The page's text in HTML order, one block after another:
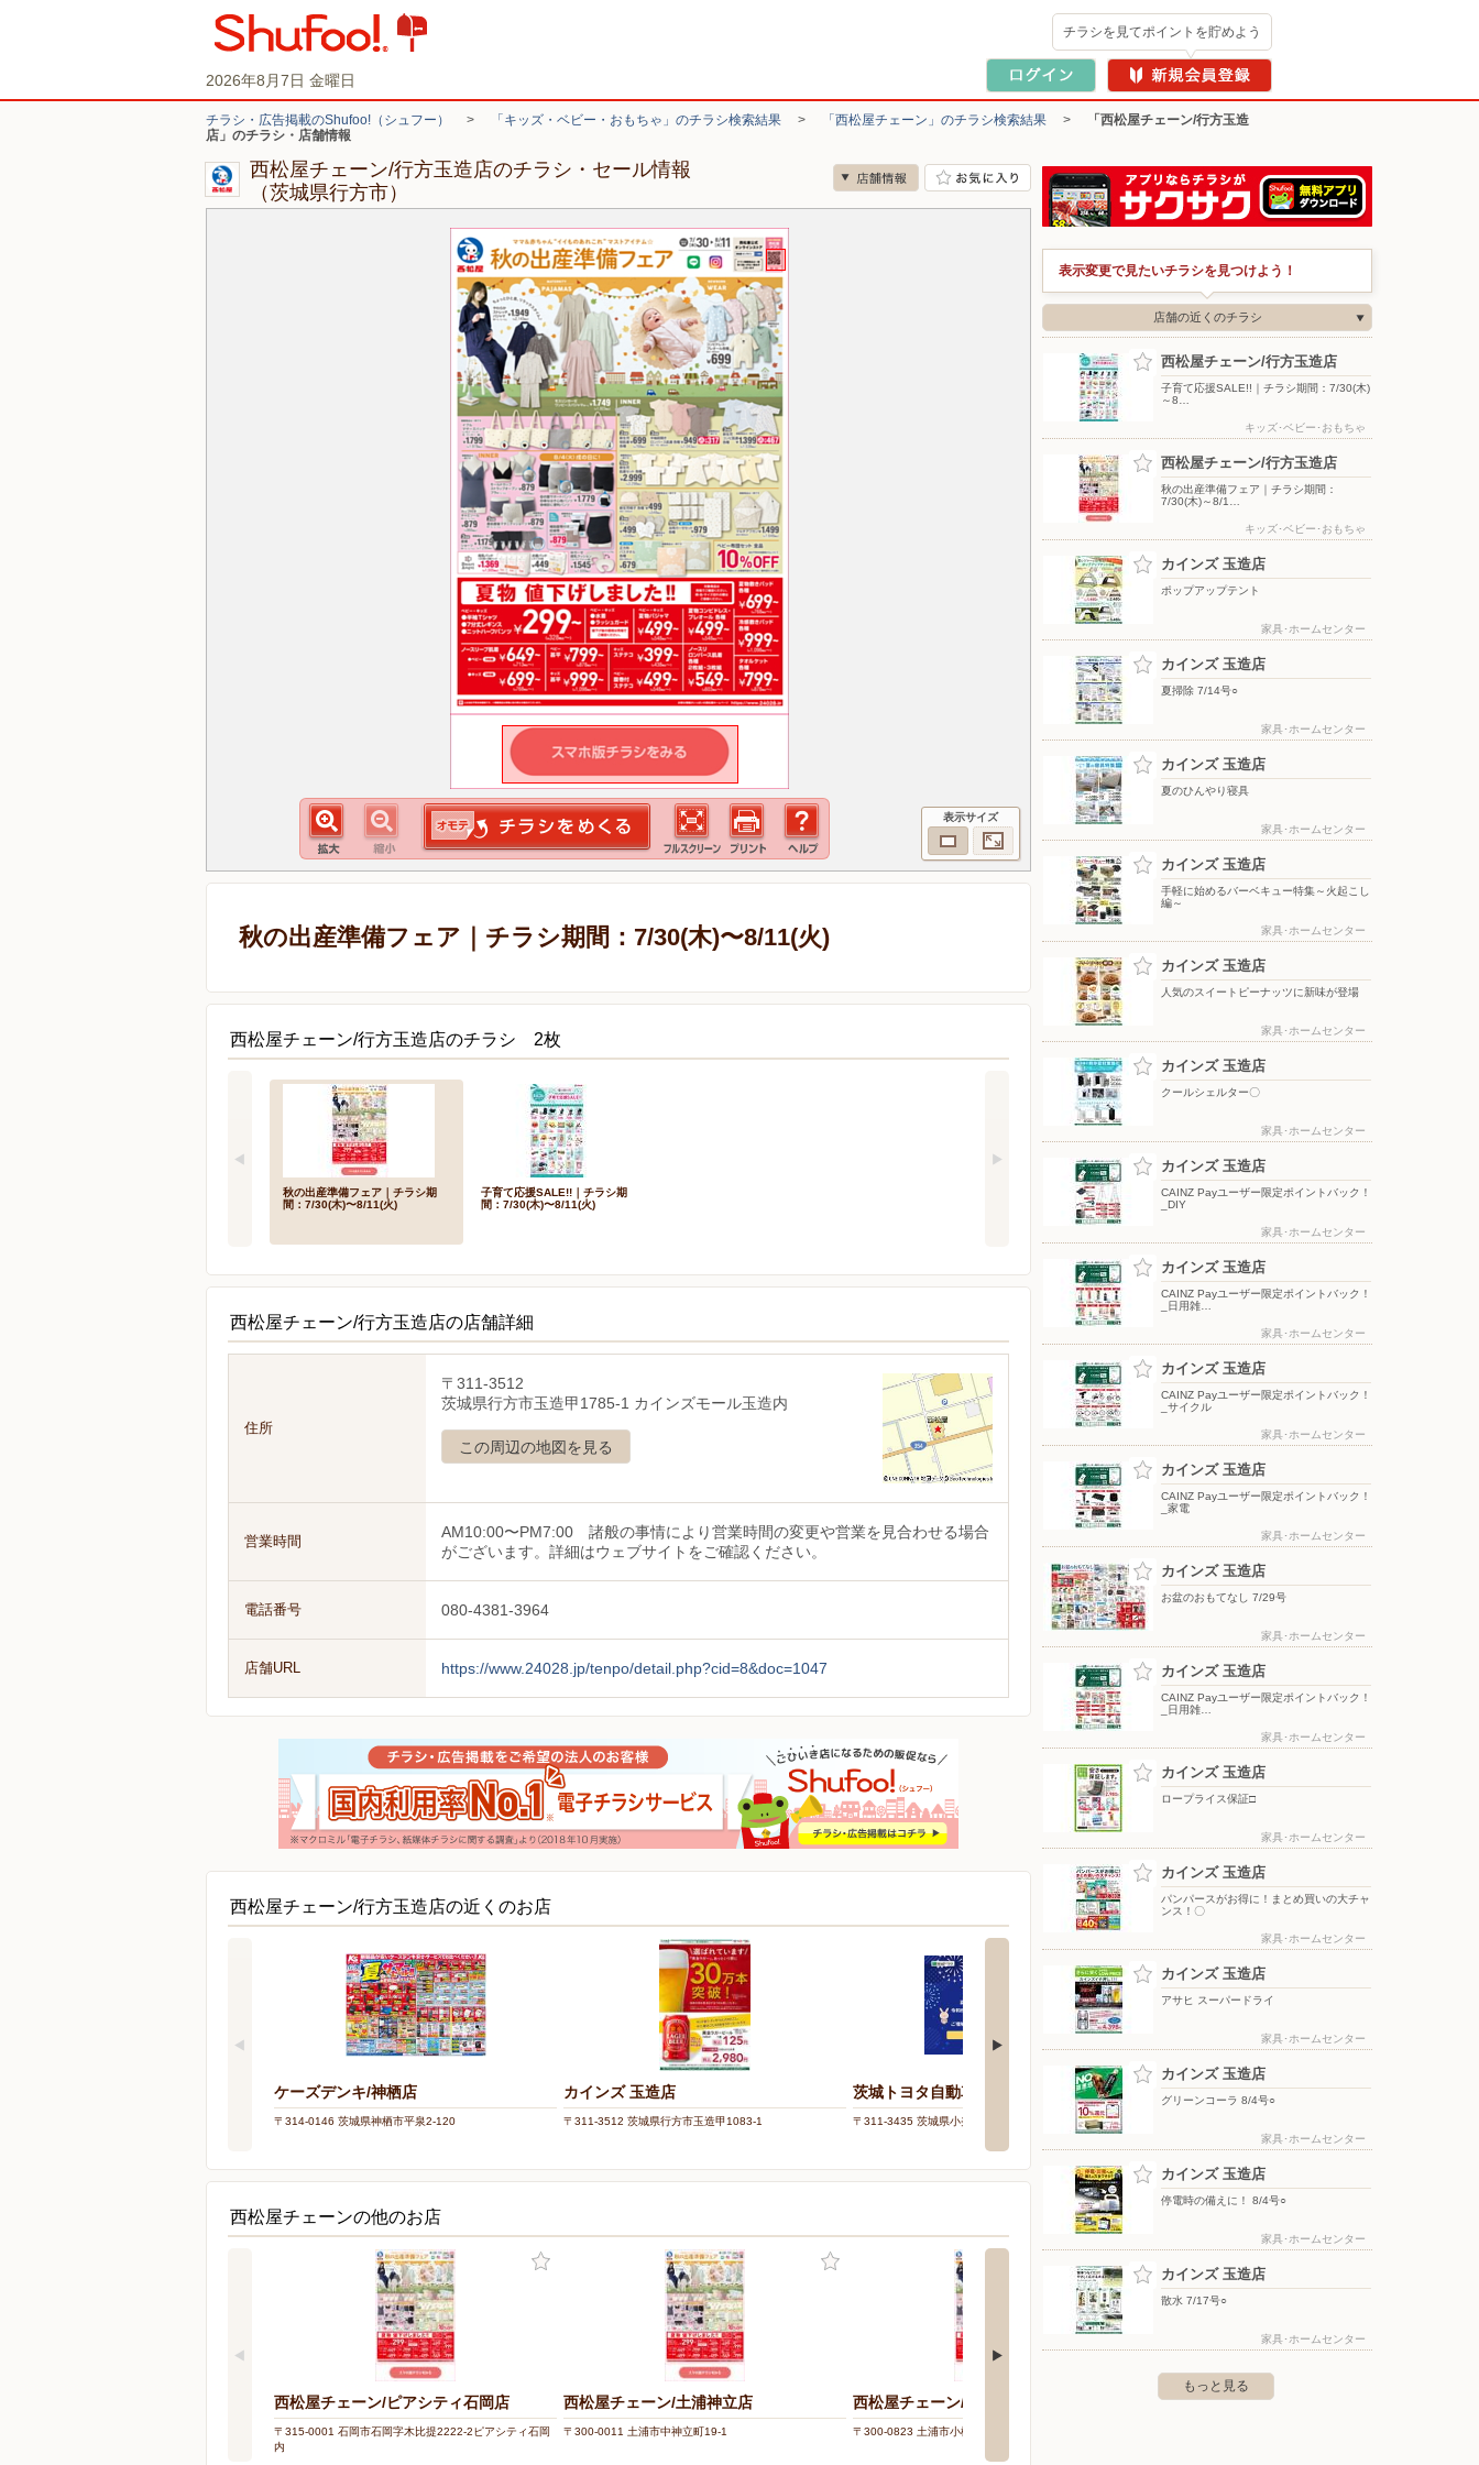
2026年8月7日 金曜日
チラシを見てポイントを貯めよう
チラシ・広告掲載のShufoo!（シュフー） > 「キッズ・ベビー・おもちゃ」のチラシ検索結果 > 「西松屋チェーン」のチラシ検索結果 >
「西松屋チェーン/行方玉造
店」のチラシ・店舗情報
西松屋チェーン/行方玉造店のチラシ・セール情報
（茨城県行方市）
表示サイズ
秋の出産準備フェア｜チラシ期間：7/30(木)〜8/11(火)
西松屋チェーン/行方玉造店のチラシ 2枚
秋の出産準備フェア｜チラシ期
間：7/30(木)〜8/11(火)
子育て応援SALE!!｜チラシ期
間：7/30(木)〜8/11(火)
西松屋チェーン/行方玉造店の店舗詳細
住所
〒311-3512
茨城県行方市玉造甲1785-1 カインズモール玉造内
この周辺の地図を見る
営業時間
AM10:00〜PM7:00 諸般の事情により営業時間の変更や営業を見合わせる場合
がございます。詳細はウェブサイトをご確認ください。
電話番号 080-4381-3964
店舗URL https://www.24028.jp/tenpo/detail.php?cid=8&doc=1047
西松屋チェーン/行方玉造店の近くのお店
ケーズデンキ/神栖店
〒314-0146 茨城県神栖市平泉2-120
カインズ 玉造店
〒311-3512 茨城県行方市玉造甲1083-1
茨城トヨタ自動車株式会社 小川店
〒311-3435 茨城県小美玉市田木谷１－１
ベイシアスーパーマーケット/石岡東光台
〒315-0033 茨城県石岡市東光台4-12-34
西松屋チェーンの他のお店
西松屋チェーン/ピアシティ石岡店
〒315-0001 石岡市石岡字木比提2222-2ピアシティ石岡
内
西松屋チェーン/土浦神立店
〒300-0011 土浦市中神立町19-1
西松屋チェーン/土浦小松店
〒300-0823 土浦市小松1-4-27
西松屋チェーン/ピアシティ荒川本郷店
表示変更で見たいチラシを見つけよう！
店舗の近くのチラシ
西松屋チェーン/行方玉造店
子育て応援SALE!!｜チラシ期間：7/30(木)
～8…
キッズ･ベビー･おもちゃ
西松屋チェーン/行方玉造店
秋の出産準備フェア｜チラシ期間：
7/30(木)～8/1…
キッズ･ベビー･おもちゃ
カインズ 玉造店
ポップアップテント
家具･ホームセンター
カインズ 玉造店
夏掃除 7/14号○
家具･ホームセンター
カインズ 玉造店
夏のひんやり寝具
家具･ホームセンター
カインズ 玉造店
手軽に始めるバーベキュー特集～火起こし
編～
家具･ホームセンター
カインズ 玉造店
人気のスイートピーナッツに新味が登場
家具･ホームセンター
カインズ 玉造店
クールシェルター〇
家具･ホームセンター
カインズ 玉造店
CAINZ Payユーザー限定ポイントバック！
_DIY
家具･ホームセンター
カインズ 玉造店
CAINZ Payユーザー限定ポイントバック！
_日用雑…
家具･ホームセンター
カインズ 玉造店
CAINZ Payユーザー限定ポイントバック！
_サイクル
家具･ホームセンター
カインズ 玉造店
CAINZ Payユーザー限定ポイントバック！
_家電
家具･ホームセンター
カインズ 玉造店
お盆のおもてなし 7/29号
家具･ホームセンター
カインズ 玉造店
CAINZ Payユーザー限定ポイントバック！
_日用雑…
家具･ホームセンター
カインズ 玉造店
ロープライス保証□
家具･ホームセンター
カインズ 玉造店
パンパースがお得に！まとめ買いの大チャ
ンス！〇
家具･ホームセンター
カインズ 玉造店
アサヒ スーパードライ
家具･ホームセンター
カインズ 玉造店
グリーンコーラ 8/4号○
家具･ホームセンター
カインズ 玉造店
停電時の備えに！ 8/4号○
家具･ホームセンター
カインズ 玉造店
散水 7/17号○
家具･ホームセンター
もっと見る